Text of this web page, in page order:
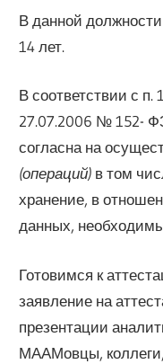
В данной
14 лет.
В соответствии с п.
27.07.2006 № 152-
согласна на
(операций) в том
хранение, в
данных,
Готовимся к
заявление на
презентации
МААМовцы,